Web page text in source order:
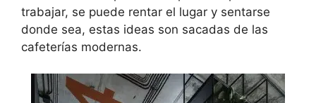
trabajar, se puede rentar el lugar y sentarse
donde sea, estas ideas son sacadas de las
cafeterías modernas.